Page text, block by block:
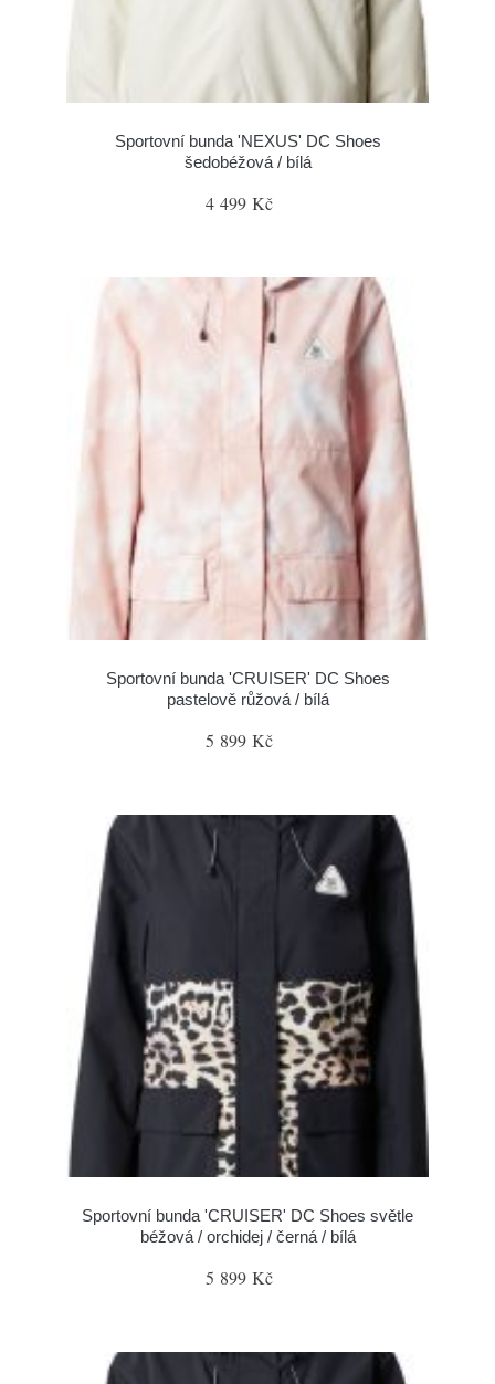
Sportovní bunda 'NEXUS' DC Shoes
šedobéžová / bílá
4 499 Kč
Sportovní bunda 'CRUISER' DC Shoes
pastelově růžová / bílá
5 899 Kč
Sportovní bunda 'CRUISER' DC Shoes světle
béžová / orchidej / černá / bílá
5 899 Kč